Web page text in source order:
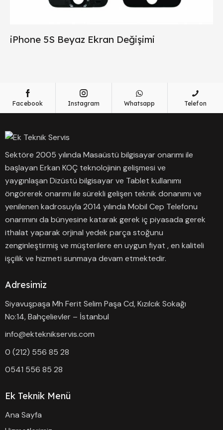
iPhone 5S Beyaz Ekran Değişimi
Facebook Instagram Whatsapp Telefon
Sektöre 2005 yılında Masaüstü bilgisayar onarımı ile
başlayan Erkan KOÇ teknolojinin gelişmesi ve
yaygınlaşan Dizüstü bilgisayar ve Tablet kullanımı
öngörerek onarımı ile sürekli gelişen teknik donanımı ve
yenilenen kadrosuyla 2014 yılında Mobil Cep Telefonu
onarımını da bünyesine katarak gerek iç piyasada gerek
ithalat yaparak orjinal yedek parça stoğunu
zenginleştirmiş ve müşterilere en uygun fiyat , en kaliteli
işçilik ve hizmeti sunmaya devam etmektedir.
Adresimiz
Siyavuşpaşa Mh Ferit Selim Paşa Cd, Kızılcık Sokağı
No:14, Bahçelievler – İstanbul
info@ekteknikservis.com
0 (212) 556 85 28
0541 556 85 28
Ek Teknik Menü
Ana Sayfa